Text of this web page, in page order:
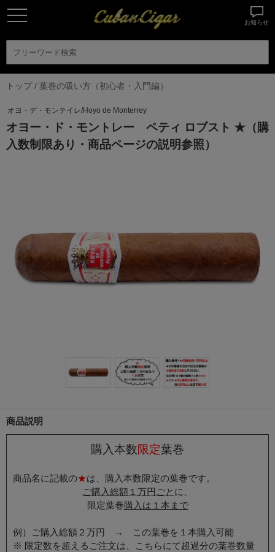
お知らせ
トップ/ 葉巻の吸い方（初心者・入門編）
オヨ・デ・モンテイレ/Hoyo de Monterrey
オヨー・ド・モントレー ペティ ロブスト ★（購
入数制限あり・商品ページの説明参照）
商品説明
購入本数限定葉巻
商品名に記載の★は、購入本数限定の葉巻です。
ご購入総額１万円ごと に、
限定葉巻購入は １本まで
例）ご購入総額２万円 → この葉巻を１本購入可能
※ 限定数を超えるご注文は、こちらにて超過分の葉巻数量